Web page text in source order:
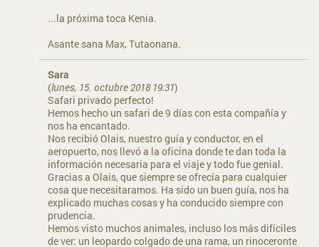
...la próxima toca Kenia.
Asante sana Max, Tutaonana.
Sara
(lunes, 15. octubre 2018 19:31)
Safari privado perfecto!
Hemos hecho un safari de 9 días con esta compañía y
nos ha encantado.
Nos recibió Olais, nuestro guía y conductor, en el
aeropuerto, nos llevó a la oficina donde te dan toda la
información necesaria para el viaje y todo fue genial.
Gracias a Olais, que siempre se ofrecía para cualquier
cosa que necesitaramos. Ha sido un buen guía, nos ha
explicado muchas cosas y ha conducido siempre con
prudencia.
Hemos visto muchos animales, incluso los más difíciles
de ver: un leopardo colgado de una rama, un rinoceronte